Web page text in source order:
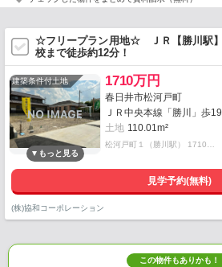
☆フリープラン用地☆ ＪＲ【勝川駅】
校まで徒歩約12分！
建築条件付土地 1710万円
春日井市松河戸町
ＪＲ中央本線「勝川」歩
土地 110.01m²
松河戸町１（勝川駅） 1710…
見学予約(無料)
(株)協和コーポレーション
この物件もありかも！